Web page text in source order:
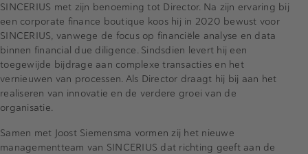
SINCERIUS met zijn benoeming tot Director. Na zijn ervaring bij
een corporate finance boutique koos hij in 2020 bewust voor
SINCERIUS, vanwege de focus op financiële analyse en data
binnen financial due diligence. Sindsdien levert hij een
toegewijde bijdrage aan complexe transacties en het
vernieuwen van processen. Als Director draagt hij bij aan het
realiseren van innovatie en de verdere groei van de
organisatie.
Samen met Joost Siemensma vormen zij het nieuwe
managementteam van SINCERIUS dat richting geeft aan de